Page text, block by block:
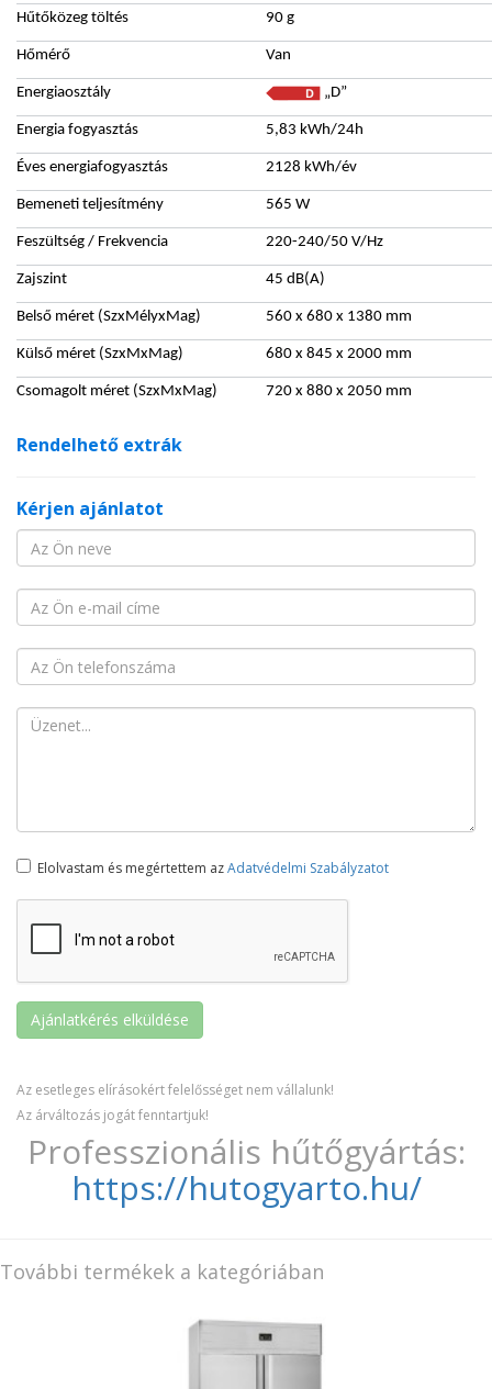
Hűtőközeg töltés 90 g
Hőmérő Van
Energiaosztály „D”
Energia fogyasztás 5,83 kWh/24h
Éves energiafogyasztás 2128 kWh/év
Bemeneti teljesítmény 565 W
Feszültség / Frekvencia 220-240/50 V/Hz
Zajszint 45 dB(A)
Belső méret (SzxMélyxMag) 560 x 680 x 1380 mm
Külső méret (SzxMxMag) 680 x 845 x 2000 mm
Csomagolt méret (SzxMxMag) 720 x 880 x 2050 mm
Rendelhető extrák
Kérjen ajánlatot
Elolvastam és megértettem azAdatvédelmi Szabályzatot
Az esetleges elírásokért felelősséget nem vállalunk!
Az árváltozás jogát fenntartjuk!
Professzionális hűtőgyártás:
https://hutogyarto.hu/
További termékek a kategóriában